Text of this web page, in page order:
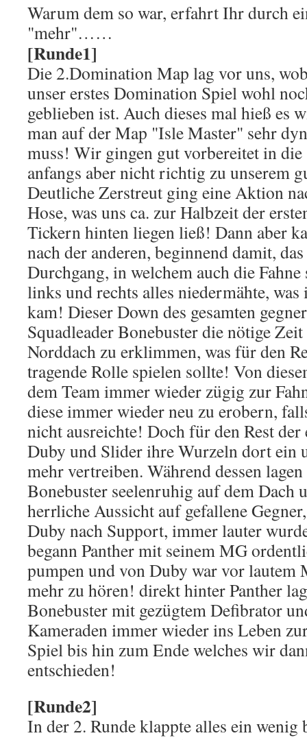
Warum dem so war, erfahrt Ihr durch
"mehr"……
[Runde1]
Die 2.Domination Map lag vor uns,
unser erstes Domination Spiel wohl
geblieben ist. Auch dieses mal hieß es
man auf der Map "Isle Master" sehr
muss! Wir gingen gut vorbereitet in die
anfangs aber nicht richtig zu unserem
Deutliche Zerstreut ging eine Aktion
Hose, was uns ca. zur Halbzeit der
Tickern hinten liegen ließ! Dann aber
nach der anderen, beginnend damit,
Durchgang, in welchem auch die
links und rechts alles niedermähte, was
kam! Dieser Down des gesamten
Squadleader Bonebuster die nötige Zeit
Norddach zu erklimmen, was für den
tragende Rolle spielen sollte! Von
dem Team immer wieder zügig zur
diese immer wieder neu zu erobern,
nicht ausreichte! Doch für den Rest der
Duby und Slider ihre Wurzeln dort ein
mehr vertreiben. Während dessen
Bonebuster seelenruhig auf dem Dach
herrliche Aussicht auf gefallene
Duby nach Support, immer lauter
begann Panther mit seinem MG
pumpen und von Duby war vor lautem
mehr zu hören! direkt hinter Panther
Bonebuster mit gezügtem Defibrator
Kameraden immer wieder ins Leben
Spiel bis hin zum Ende welches wir
entschieden!
[Runde2]
In der 2. Runde klappte alles ein wenig